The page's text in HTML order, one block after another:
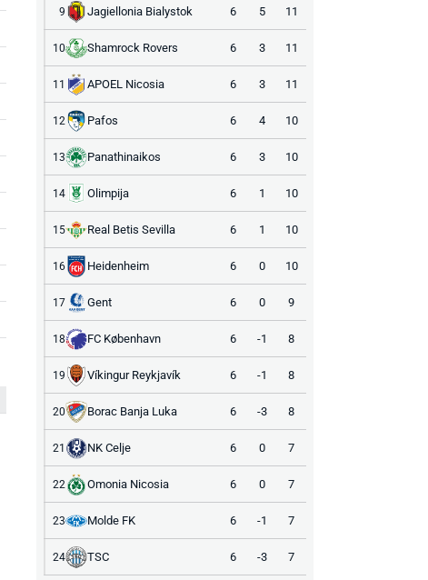
9 Jagiellonia Bialystok 6 5 11
10 Shamrock Rovers 6 3 11
11 APOEL Nicosia 6 3 11
12 Pafos 6 4 10
13 Panathinaikos 6 3 10
14 Olimpija 6 1 10
15 Real Betis Sevilla 6 1 10
16 Heidenheim 6 0 10
17 Gent 6 0 9
18 FC København 6 -1 8
19 Víkingur Reykjavík 6 -1 8
20 Borac Banja Luka 6 -3 8
21 NK Celje 6 0 7
22 Omonia Nicosia 6 0 7
23 Molde FK 6 -1 7
24 TSC 6 -3 7